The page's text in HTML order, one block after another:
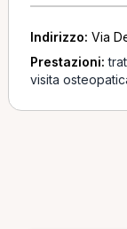
Indirizzo: Via
Prestazioni:
visita